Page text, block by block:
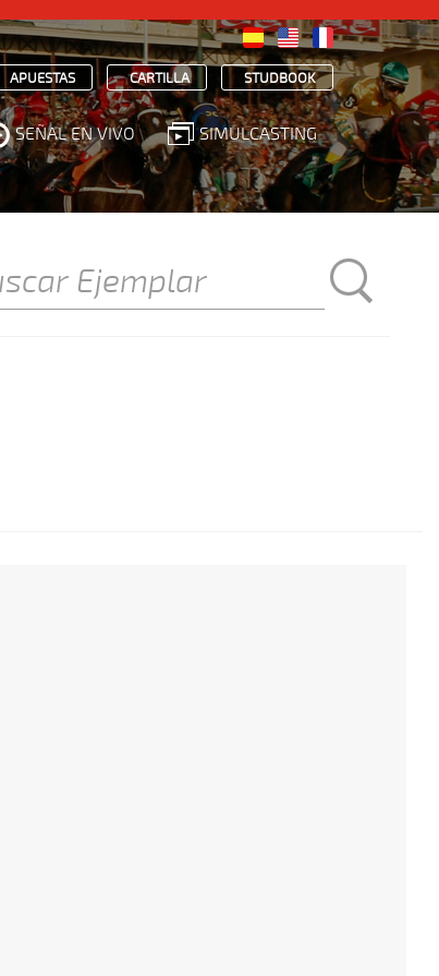
APUESTAS CARTILLA STUDBOOK
SEÑAL EN VIVO SIMULCASTING